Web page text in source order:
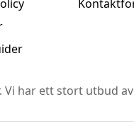
har ett stort utbud av